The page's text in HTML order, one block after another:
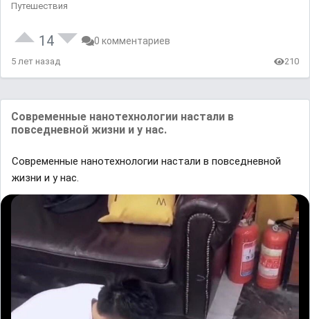
Путешествия
14 0 комментариев
5 лет назад 210
Современные нанотехнологии настали в
повседневной жизни и у нас.
Современные нанотехнологии настали в повседневной
жизни и у нас.